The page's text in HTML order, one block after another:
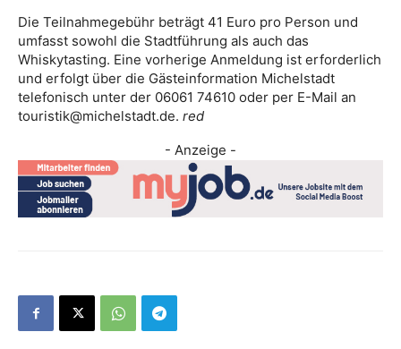
Die Teilnahmegebühr beträgt 41 Euro pro Person und
umfasst sowohl die Stadtführung als auch das
Whiskytasting. Eine vorherige Anmeldung ist erforderlich
und erfolgt über die Gästeinformation Michelstadt
telefonisch unter der 06061 74610 oder per E-Mail an
touristik@michelstadt.de. red
- Anzeige -